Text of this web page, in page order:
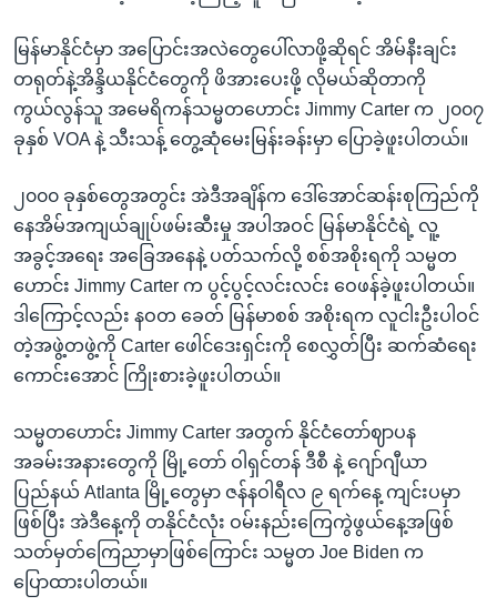
မြန်မာနိုင်ငံမှာ အပြောင်းအလဲတွေပေါ်လာဖို့ဆိုရင် အိမ်နီးချင်း
တရုတ်နဲ့အိန္ဒိယနိုင်ငံတွေကို ဖိအားပေးဖို့ လိုမယ်ဆိုတာကို
ကွယ်လွန်သူ အမေရိကန်သမ္မတဟောင်း Jimmy Carter က ၂၀၀၇
ခုနှစ် VOA နဲ့ သီးသန့် တွေ့ဆုံမေးမြန်းခန်းမှာ ပြောခဲ့ဖူးပါတယ်။
၂၀၀၀ ခုနှစ်တွေအတွင်း အဲဒီအချိန်က ဒေါ်အောင်ဆန်းစုကြည်ကို
နေအိမ်အကျယ်ချုပ်ဖမ်းဆီးမှု အပါအဝင် မြန်မာနိုင်ငံရဲ့ လူ့
အခွင့်အရေး အခြေအနေနဲ့ ပတ်သက်လို့ စစ်အစိုးရကို သမ္မတ
ဟောင်း Jimmy Carter က ပွင့်ပွင့်လင်းလင်း ဝေဖန်ခဲ့ဖူးပါတယ်။
ဒါကြောင့်လည်း နဝတ ခေတ် မြန်မာစစ် အစိုးရက လူငါးဦးပါဝင်
တဲ့အဖွဲ့တဖွဲ့ကို Carter ဖေါင်ဒေးရှင်းကို စေလွှတ်ပြီး ဆက်ဆံရေး
ကောင်းအောင် ကြိုးစားခဲ့ဖူးပါတယ်။
သမ္မတဟောင်း Jimmy Carter အတွက် နိုင်ငံတော်ဈာပန
အခမ်းအနားတွေကို မြို့တော် ဝါရှင်တန် ဒီစီ နဲ့ ဂျော်ဂျီယာ
ပြည်နယ် Atlanta မြို့တွေမှာ ဇန်နဝါရီလ ၉ ရက်နေ့ ကျင်းပမှာ
ဖြစ်ပြီး အဲဒီနေ့ကို တနိုင်ငံလုံး ဝမ်းနည်းကြေကွဲဖွယ်နေ့အဖြစ်
သတ်မှတ်ကြေညာမှာဖြစ်ကြောင်း သမ္မတ Joe Biden က
ပြောထားပါတယ်။